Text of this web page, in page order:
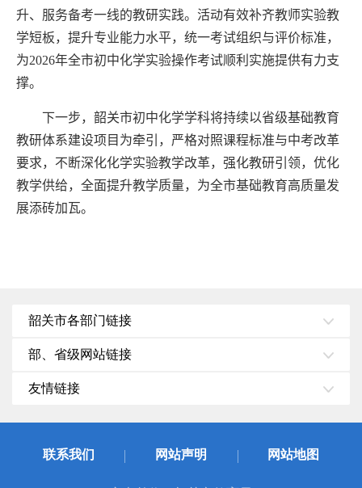
升、服务备考一线的教研实践。活动有效补齐教师实验教
学短板，提升专业能力水平，统一考试组织与评价标准，
为2026年全市初中化学实验操作考试顺利实施提供有力支
撑。
下一步，韶关市初中化学学科将持续以省级基础教育
教研体系建设项目为牵引，严格对照课程标准与中考改革
要求，不断深化化学实验教学改革，强化教研引领，优化
教学供给，全面提升教学质量，为全市基础教育高质量发
展添砖加瓦。
韶关市各部门链接
部、省级网站链接
友情链接
联系我们 网站声明 网站地图